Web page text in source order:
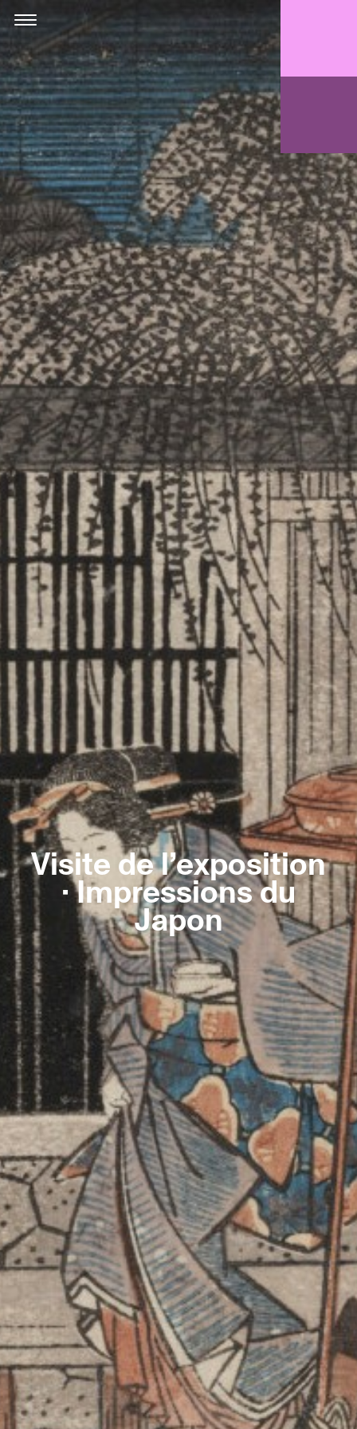
Visite de l’exposition
· Impressions du
Japon